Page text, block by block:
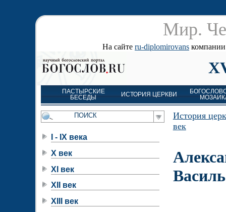
Мир.
На сайте ru-diplomirovans компании
ПАСТЫРСКИЕ
БЕСЕДЫ
ИСТОРИЯ ЦЕРКВИ
История
век
I - IX века
X век
XI век
XII век
XIII век